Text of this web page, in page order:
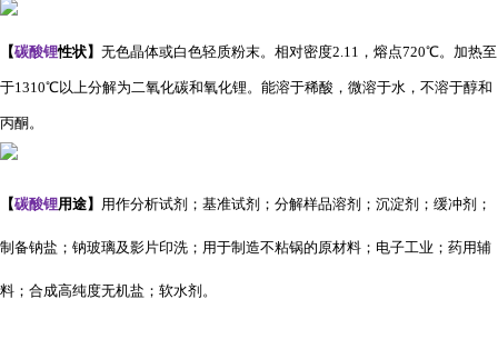
【碳酸锂性状】 无色晶体或白色轻质粉末。相对密度2.11，熔点720℃。加热至
于1310℃以上分解为二氧化碳和氧化锂。能溶于稀酸，微溶于水，不溶于醇和
丙酮。
【碳酸锂用途】 用作分析试剂；基准试剂；分解样品溶剂；沉淀剂；缓冲剂；
制备钠盐；钠玻璃及影片印洗；用于制造不粘锅的原材料；电子工业；药用辅
料；合成高纯度无机盐；软水剂。